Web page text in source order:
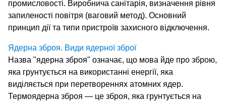
промисловості. Виробнича санітарія, визначення рівня
запиленості повітря (ваговий метод). Основний
принцип дії та типи пристроїв захисного відключення.
Ядерна зброя. Види ядерної зброї
Назва "ядерна зброя" означає, що мова йде про зброю,
яка грунтується на використанні енергії, яка
виділяється при перетвореннях атомних ядер.
Термоядерна зброя — це зброя, яка грунтується на